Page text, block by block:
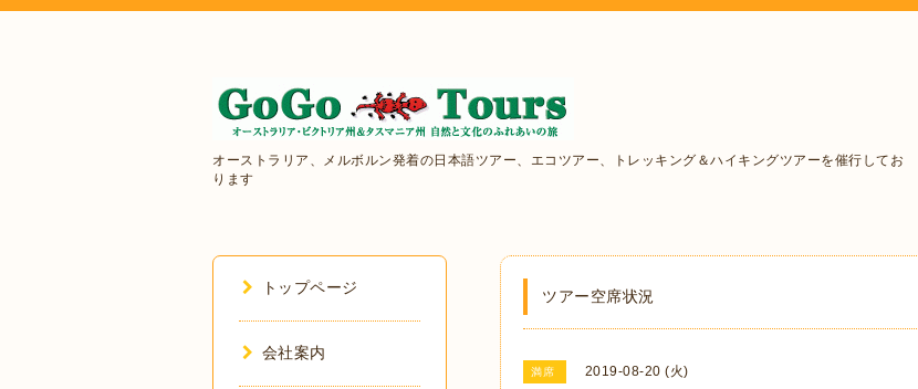
オーストラリア、メルボルン発着の日本語ツアー、エコツアー、トレッキング＆ハイキングツアーを催行してお
ります
ツアー空席状況
満席 2019-08-20 (火)
トップページ
会社案内